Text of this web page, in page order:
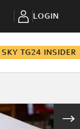
LOGIN
SKY TG24 INSIDER